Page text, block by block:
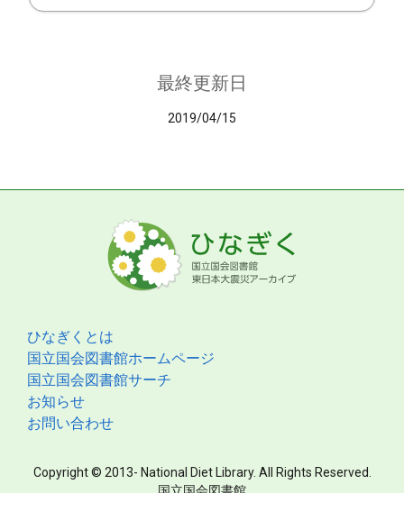
最終更新日
2019/04/15
ひなぎくとは
国立国会図書館ホームページ
国立国会図書館サーチ
お知らせ
お問い合わせ
Copyright © 2013- National Diet Library. All Rights Reserved.